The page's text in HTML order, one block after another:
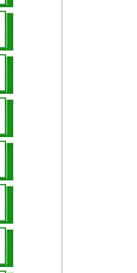
Auto
Auto